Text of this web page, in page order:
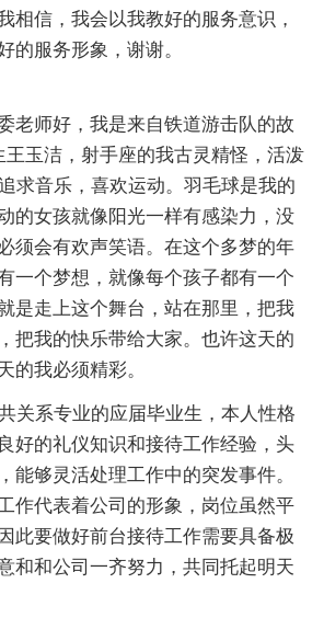
相信，我会以我教好的服务意识，
的服务形象，谢谢。
老师好，我是来自铁道游击队的故
王玉洁，射手座的我古灵精怪，活泼
求音乐，喜欢运动。羽毛球是我的
的女孩就像阳光一样有感染力，没
须会有欢声笑语。在这个多梦的年
一个梦想，就像每个孩子都有一个
是走上这个舞台，站在那里，把我
把我的快乐带给大家。也许这天的
的我必须精彩。
关系专业的应届毕业生，本人性格
好的礼仪知识和接待工作经验，头
能够灵活处理工作中的突发事件。
作代表着公司的形象，岗位虽然平
此要做好前台接待工作需要具备极
和和公司一齐努力，共同托起明天